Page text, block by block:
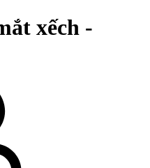
xếch -